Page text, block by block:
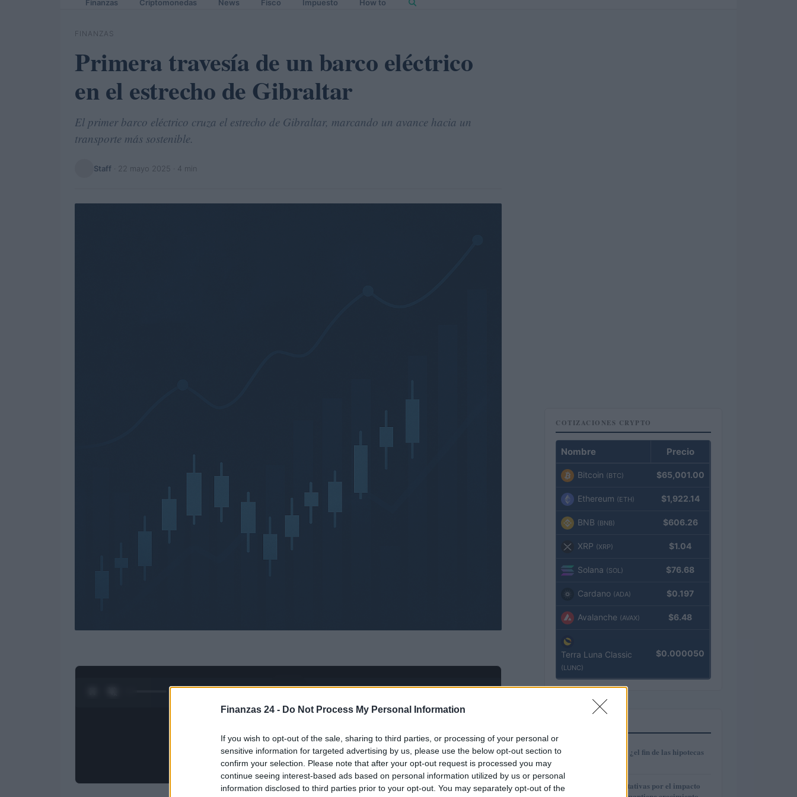
Finanzas 24 - Do Not Process My Personal Information
If you wish to opt-out of the sale, sharing to third parties, or processing of your personal or
sensitive information for targeted advertising by us, please use the below opt-out section to
confirm your selection. Please note that after your opt-out request is processed you may
continue seeing interest-based ads based on personal information utilized by us or personal
information disclosed to third parties prior to your opt-out. You may separately opt-out of the
Finanzas Criptomonedas News Fisco Impuesto How to
FINANZAS
Primera travesía de un barco eléctrico
en el estrecho de Gibraltar
El primer barco eléctrico cruza el estrecho de Gibraltar, marcando un avance hacia un
transporte más sostenible.
Staff 22 mayo 2025 · 4 min
COTIZACIONES CRYPTO
Nombre Precio
Bitcoin (BTC) $65,001.00
Ethereum (ETH) $1,922.14
BNB (BNB) $606.26
XRP (XRP) $1.04
Solana (SOL) $76.68
Cardano (ADA) $0.197
Avalanche (AVAX) $6.48
Terra Luna Classic
(LUNC)
$0.000050
1
Euríbor en caída: ¿el fin de las hipotecas
2
IAG reduce expectativas por el impacto